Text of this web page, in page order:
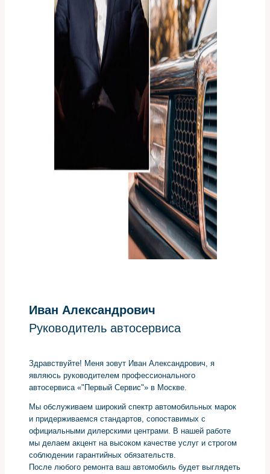
Иван Александрович
Руководитель автосервиса
Здравствуйте! Меня зовут Иван Александрович, я
являюсь руководителем профессионального
автосервиса «"Первый Сервис"» в Москве.
Мы обслуживаем широкий спектр автомобильных марок
и придерживаемся стандартов, сопоставимых с
официальными дилерскими центрами. В нашей работе
мы делаем акцент на высоком качестве услуг и строгом
соблюдении гарантийных обязательств.
После любого ремонта ваш автомобиль будет выглядеть